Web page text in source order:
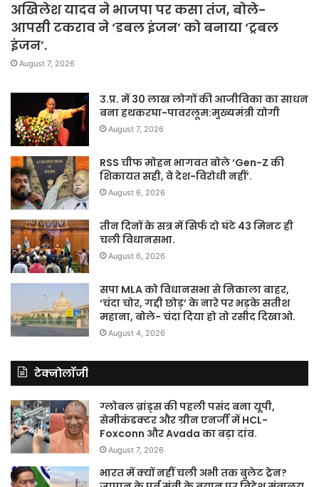
अखिलेश यादव ने भाजपा पर कसा तंज, बोले-
आपसी टकराव ने ‘डबल इंजन’ को बनाया ‘ट्रबल
इंजन’.
August 7, 2026
उ.प्र. में 30 लाख लोगों की आजीविका का साधन
बना हथकरघा-पावरलूम:मुख्यमंत्री योगी
August 7, 2026
RSS चीफ मोहन भागवत बोले ‘Gen-Z की
शिकायत सही, वे देश-विरोधी नहीं’.
August 6, 2026
तीन दिनों के सत्र में सिर्फ दो घंटे 43 मिनट ही
चली विधानसभा.
August 6, 2026
सपा MLA को विधानसभा से निकाला बाहर,
‘चंदा चोर, गद्दी छोड़’ के नारे पर भड़के सतीश
महाना, बोले- चंदा दिया हो तो रसीद दिखाओ.
August 4, 2026
टेक्नोलॉजी
ग्लोबल ब्रांड्स की पहली पसंद बना यूपी,
सेमीकंडक्टर और ग्रीन एनर्जी में HCL-
Foxconn और Avada का बड़ा दांव.
August 7, 2026
भारत में क्यों नहीं चली अभी तक बुलेट ट्रेन?